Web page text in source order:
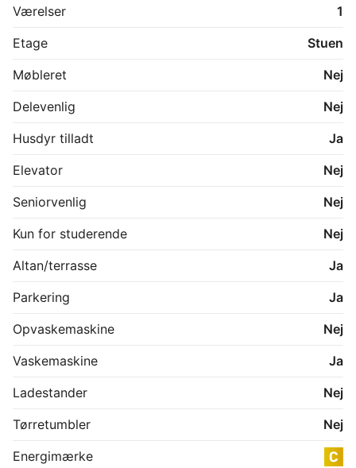
Værelser
1
Etage
Stuen
Møbleret
Nej
Delevenlig
Nej
Husdyr tilladt
Ja
Elevator
Nej
Seniorvenlig
Nej
Kun for studerende
Nej
Altan/terrasse
Ja
Parkering
Ja
Opvaskemaskine
Nej
Vaskemaskine
Ja
Ladestander
Nej
Tørretumbler
Nej
Energimærke